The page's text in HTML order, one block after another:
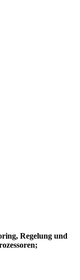
Regelung und